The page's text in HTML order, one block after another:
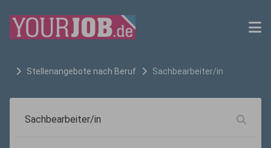
Stellenangebote nach Beruf Sachbearbeiter/in